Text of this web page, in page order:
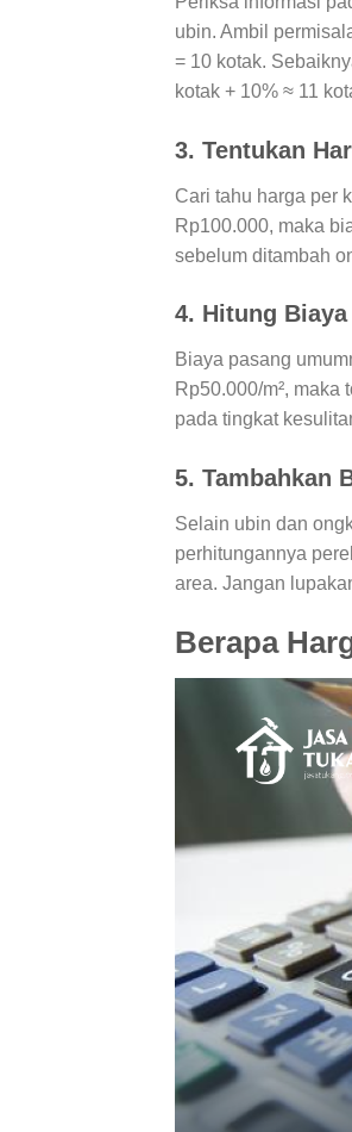
ubin. Ambil
= 10 kotak.
kotak + 10% ≈ 11
3. Tentukan
Cari tahu harga per
Rp100.000, maka
sebelum ditambah
4. Hitung
Biaya pasang
Rp50.000/m², maka
pada tingkat
5. Tambahkan
Selain ubin dan
perhitungannya
area. Jangan
Berapa